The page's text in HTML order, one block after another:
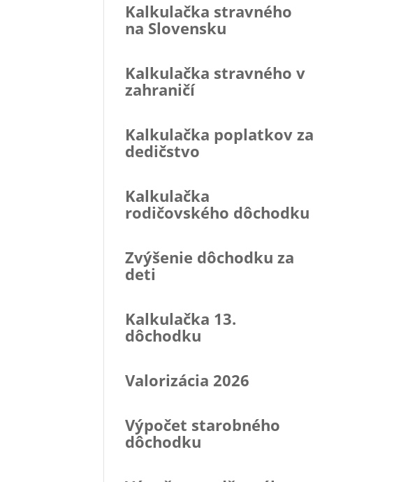
Kalkulačka stravného
na Slovensku
Kalkulačka stravného v
zahraničí
Kalkulačka poplatkov za
dedičstvo
Kalkulačka
rodičovského dôchodku
Zvýšenie dôchodku za
deti
Kalkulačka 13.
dôchodku
Valorizácia 2026
Výpočet starobného
dôchodku